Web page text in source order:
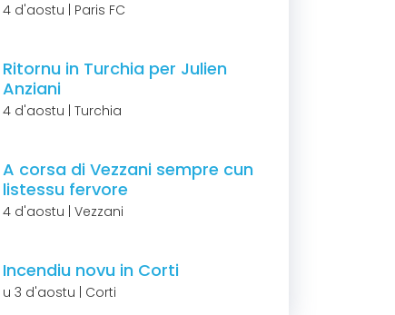
4 d'aostu | Paris FC
Ritornu in Turchia per Julien
Anziani
4 d'aostu | Turchia
A corsa di Vezzani sempre cun
listessu fervore
4 d'aostu | Vezzani
Incendiu novu in Corti
u 3 d'aostu | Corti